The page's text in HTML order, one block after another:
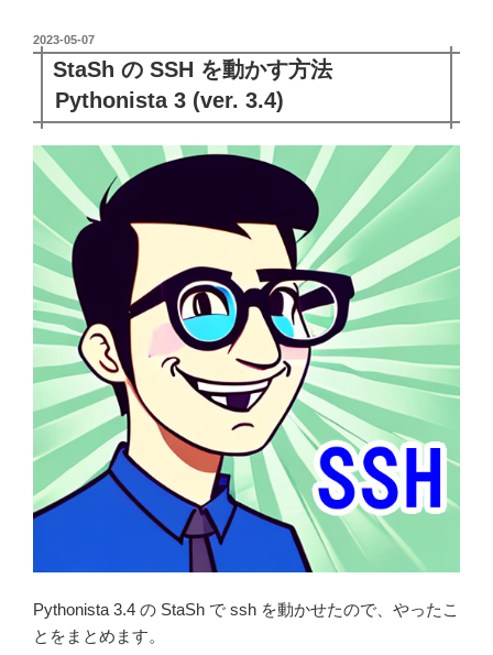
投
稿
2023-05-07
StaSh の SSH を動かす方法
Pythonista 3 (ver. 3.4)
Pythonista 3.4 の StaSh で ssh を動かせたので、やったこ
とをまとめます。